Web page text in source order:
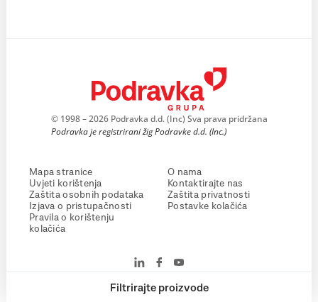
Filtrirajte proizvode
© 1998 – 2026 Podravka d.d. (Inc) Sva prava pridržana
Podravka je registrirani žig Podravke d.d. (Inc.)
Mapa stranice
Uvjeti korištenja
Zaštita osobnih podataka
Izjava o pristupačnosti
Pravila o korištenju
kolačića
O nama
Kontaktirajte nas
Zaštita privatnosti
Postavke kolačića